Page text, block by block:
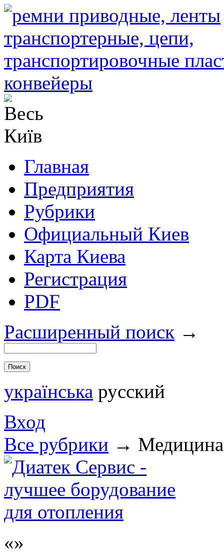
Главная
Предприятия
Рубрики
Официальный Киев
Карта Киева
Регистрация
PDF
Расширенный поиск →
українська русский
Вход
Все рубрики → Медицина